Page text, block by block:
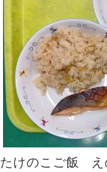
たけのこご飯 え